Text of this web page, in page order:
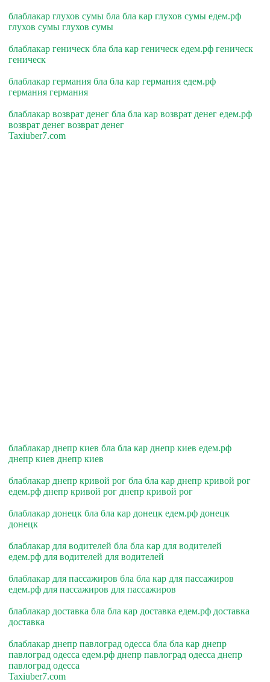
блаблакар глухов сумы бла бла кар глухов сумы едем.рф
глухов сумы глухов сумы
блаблакар геническ бла бла кар геническ едем.рф геническ
геническ
блаблакар германия бла бла кар германия едем.рф
германия германия
блаблакар возврат денег бла бла кар возврат денег едем.рф
возврат денег возврат денег
Taxiuber7.com
блаблакар днепр киев бла бла кар днепр киев едем.рф
днепр киев днепр киев
блаблакар днепр кривой рог бла бла кар днепр кривой рог
едем.рф днепр кривой рог днепр кривой рог
блаблакар донецк бла бла кар донецк едем.рф донецк
донецк
блаблакар для водителей бла бла кар для водителей
едем.рф для водителей для водителей
блаблакар для пассажиров бла бла кар для пассажиров
едем.рф для пассажиров для пассажиров
блаблакар доставка бла бла кар доставка едем.рф доставка
доставка
блаблакар днепр павлоград одесса бла бла кар днепр
павлоград одесса едем.рф днепр павлоград одесса днепр
павлоград одесса
Taxiuber7.com